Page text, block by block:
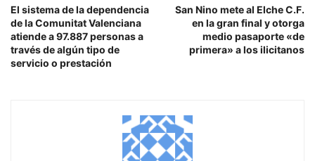
El sistema de la dependencia
de la Comunitat Valenciana
atiende a 97.887 personas a
través de algún tipo de
servicio o prestación
San Nino mete al Elche C.F.
en la gran final y otorga
medio pasaporte «de
primera» a los ilicitanos